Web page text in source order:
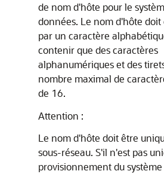
de nom d'hôte pour le
données. Le nom d'hôte
par un caractère
contenir que des caractères
alphanumériques et des
nombre maximal de
de 16.
Attention :
Le nom d'hôte doit être
sous-réseau. S'il n'est pas
provisionnement du système